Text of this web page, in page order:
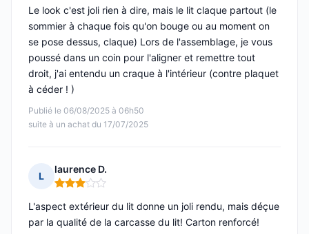
Publié le 06/08/2025 à 06h50
suite à un achat du 17/07/2025
Le look c'est joli rien à dire, mais le lit claque partout (le
sommier à chaque fois qu'on bouge ou au moment on
se pose dessus, claque) Lors de l'assemblage, je vous
poussé dans un coin pour l'aligner et remettre tout
droit, j'ai entendu un craque à l'intérieur (contre plaquet
à céder ! )
L
laurence D.
Note : 3 sur 5
L'aspect extérieur du lit donne un joli rendu, mais déçue
par la qualité de la carcasse du lit! Carton renforcé!